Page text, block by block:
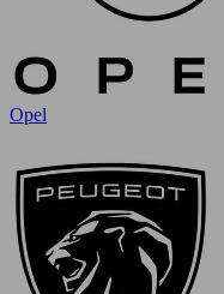
Opel